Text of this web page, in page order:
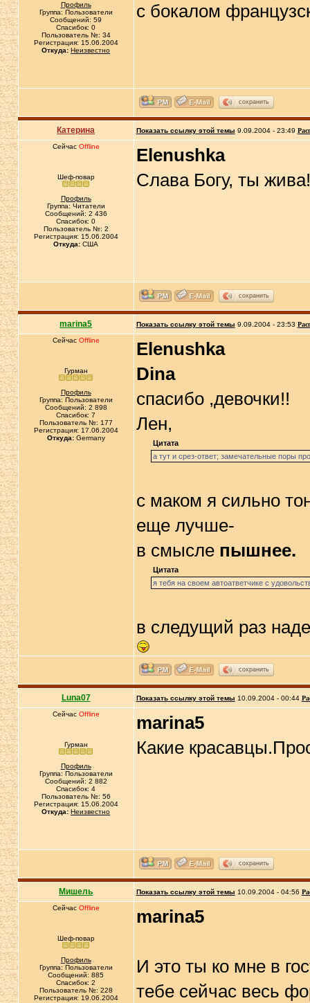
Профиль
Группа: Пользователи
Сообщений: 59
Спасибок: 0
Пользователь №: 34
Регистрация: 15.06.2004
Откуда: Неизвестно
с бокалом
сохранить
Катерина Показать ссылку этой темы 9.09.2004 - 23:49
Сейчас Offline
Шеф-повар
Профиль
Группа: Читатели
Сообщений: 2 436
Спасибок: 0
Пользователь №: 2
Регистрация: 15.06.2004
Откуда: США
Elenushka
Слава Богу, ты
сохранить
marina5 Показать ссылку этой темы 9.09.2004 - 23:53
Сейчас Offline
Гурман
Профиль
Группа: Пользователи
Сообщений: 2 898
Спасибок: 7
Пользователь №: 177
Регистрация: 17.06.2004
Откуда:Germany
Elenushka
Dina
спасибо ,девочки!!
Лен,
Цитата
а тут и срез-ответ; замечательные поры
с маком я сильно
еще лучше-
в смысле пышнее.
Цитата
я тебя на своем автоатветчике с
в следущий раз
сохранить
Luna07 Показать ссылку этой темы 10.09.2004 - 00:44
Сейчас Offline
Гурман
Профиль
Группа: Пользователи
Сообщений: 2 882
Спасибок: 4
Пользователь №: 56
Регистрация: 15.06.2004
Откуда: Неизвестно
marina5
Какие
сохранить
Мишель Показать ссылку этой темы 10.09.2004 - 04:56
Сейчас Offline
Шеф-повар
Профиль
Группа: Пользователи
Сообщений: 885
Спасибок: 2
Пользователь №: 228
Регистрация: 19.06.2004
marina5
И это ты ко мне в
тебе сейчас весь